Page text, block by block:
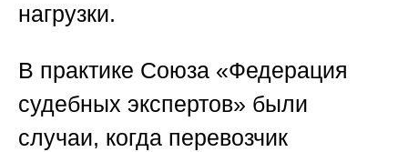
нагрузки.
В практике Союза «Федерация
судебных экспертов» были
случаи, когда перевозчик